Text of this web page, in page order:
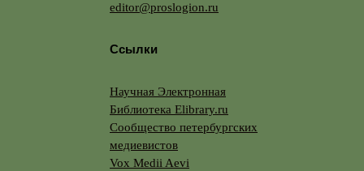
editor@proslogion.ru
Ссылки
Научная Электронная
Библиотека Elibrary.ru
Сообщество петербургских
медиевистов
Vox Medii Aevi